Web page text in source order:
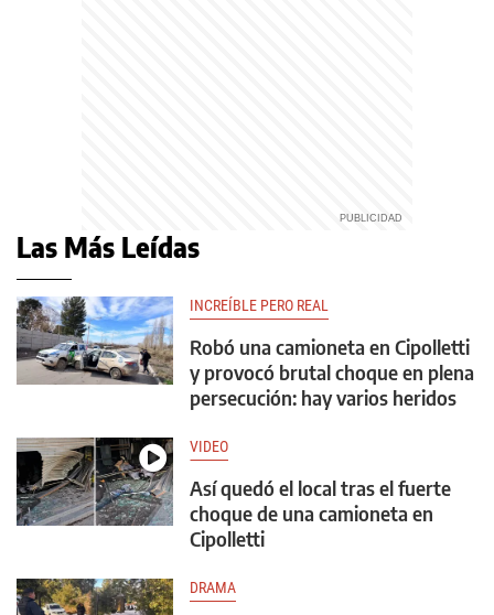
Las Más Leídas
INCREÍBLE PERO REAL
Robó una camioneta en Cipolletti
y provocó brutal choque en plena
persecución: hay varios heridos
VIDEO
Así quedó el local tras el fuerte
choque de una camioneta en
Cipolletti
DRAMA